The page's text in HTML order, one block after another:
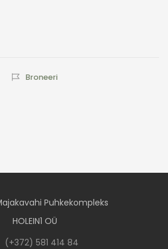
Broneeri
Puhkekompleks
HOLEIN1 OÜ
(+372) 581 414 84